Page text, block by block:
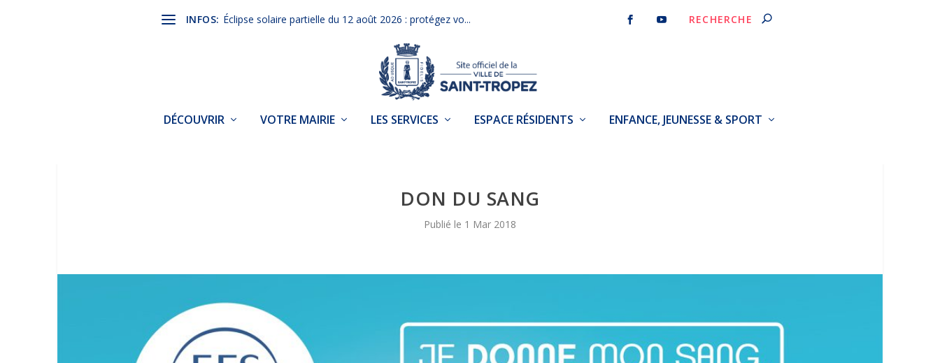
INFOS: Éclipse solaire partielle du 12 août 2026 : protégez vo...
DÉCOUVRIR VOTRE MAIRIE LES SERVICES ESPACE RÉSIDENTS ENFANCE, JEUNESSE & SPORT
DON DU SANG
1 Mar 2018